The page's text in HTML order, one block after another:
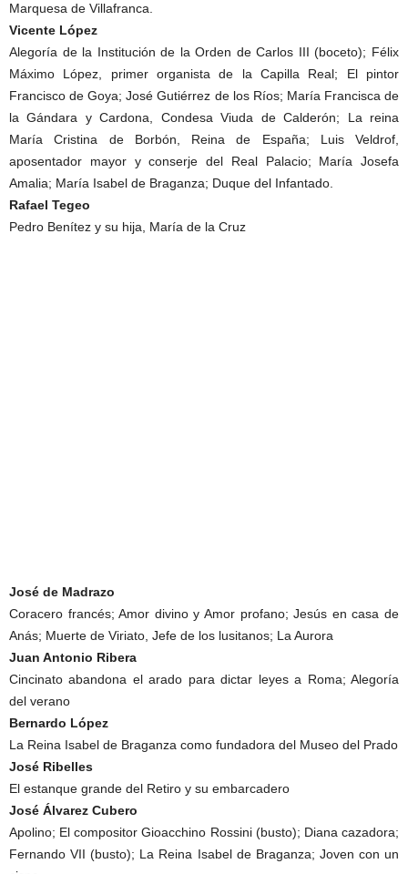
Marquesa de Villafranca.
Vicente López
Alegoría de la Institución de la Orden de Carlos III (boceto); Félix
Máximo López, primer organista de la Capilla Real; El pintor
Francisco de Goya; José Gutiérrez de los Ríos; María Francisca de
la Gándara y Cardona, Condesa Viuda de Calderón; La reina
María Cristina de Borbón, Reina de España; Luis Veldrof,
aposentador mayor y conserje del Real Palacio; María Josefa
Amalia; María Isabel de Braganza; Duque del Infantado.
Rafael Tegeo
Pedro Benítez y su hija, María de la Cruz
José de Madrazo
Coracero francés; Amor divino y Amor profano; Jesús en casa de
Anás; Muerte de Viriato, Jefe de los lusitanos; La Aurora
Juan Antonio Ribera
Cincinato abandona el arado para dictar leyes a Roma; Alegoría
del verano
Bernardo López
La Reina Isabel de Braganza como fundadora del Museo del Prado
José Ribelles
El estanque grande del Retiro y su embarcadero
José Álvarez Cubero
Apolino; El compositor Gioacchino Rossini (busto); Diana cazadora;
Fernando VII (busto); La Reina Isabel de Braganza; Joven con un